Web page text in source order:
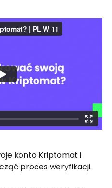
konto Kriptomat i
proces weryfikacji.